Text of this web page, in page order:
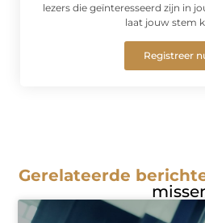
lezers die geïnteresseerd zijn in
laat jouw stem
Registreer
Gerelateerde